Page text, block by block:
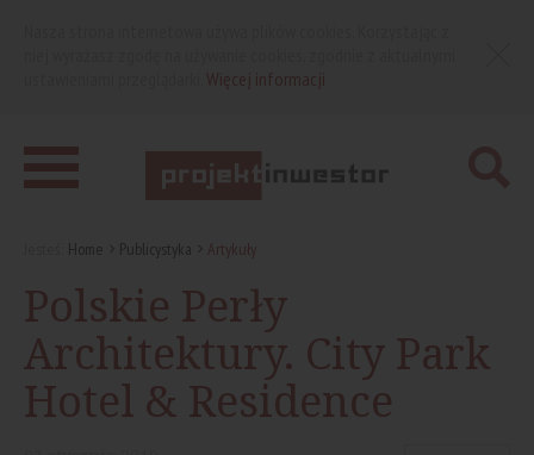
Home Publicystyka Artykuły
Polskie Perły
Architektury. City Park
Hotel & Residence